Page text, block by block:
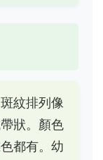
紋排列像
狀。顏色
都有。幼